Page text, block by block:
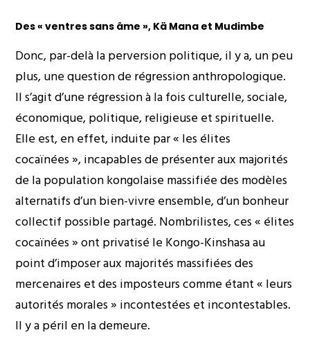
Des « ventres sans âme », Kä Mana et Mudimbe
Donc, par-delà la perversion politique, il y a, un peu
plus, une question de régression anthropologique.
Il s’agit d’une régression à la fois culturelle, sociale,
économique, politique, religieuse et spirituelle.
Elle est, en effet, induite par « les élites
cocaïnées », incapables de présenter aux majorités
de la population kongolaise massifiée des modèles
alternatifs d’un bien-vivre ensemble, d’un bonheur
collectif possible partagé. Nombrilistes, ces « élites
cocaïnées » ont privatisé le Kongo-Kinshasa au
point d’imposer aux majorités massifiées des
mercenaires et des imposteurs comme étant « leurs
autorités morales » incontestées et incontestables.
Il y a péril en la demeure.